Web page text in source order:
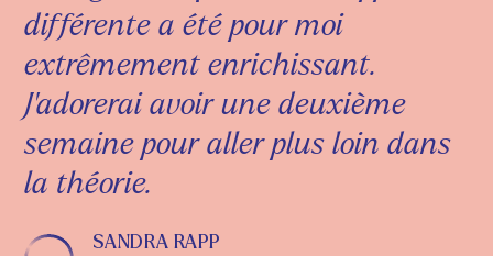
différente a été pour moi
extrêmement enrichissant.
J'adorerai avoir une deuxième
semaine pour aller plus loin dans
la théorie.
SANDRA RAPP